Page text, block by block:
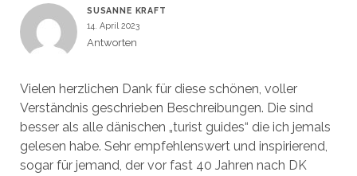
SUSANNE KRAFT
14. April 2023
Antworten
Vielen herzlichen Dank für diese schönen, voller
Verständnis geschrieben Beschreibungen. Die sind
besser als alle dänischen „turist guides“ die ich jemals
gelesen habe. Sehr empfehlenswert und inspirierend,
sogar für jemand, der vor fast 40 Jahren nach DK